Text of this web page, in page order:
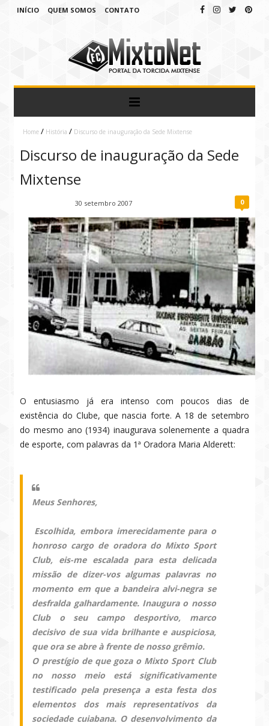
INÍCIO QUEM SOMOS CONTATO
Home / História / Discurso de inauguração da Sede Mixtense
Discurso de inauguração da Sede
Mixtense
30 setembro 2007 0
O entusiasmo já era intenso com poucos dias de
existência do Clube, que nascia forte. A 18 de setembro
do mesmo ano (1934) inaugurava solenemente a quadra
de esporte, com palavras da 1ª Oradora Maria Alderett:
Meus Senhores,
Escolhida, embora imerecidamente para o
honroso cargo de oradora do Mixto Sport
Club, eis-me escalada para esta delicada
missão de dizer-vos algumas palavras no
momento em que a bandeira alvi-negra se
desfralda galhardamente. Inaugura o nosso
Club o seu campo desportivo, marco
decisivo de sua vida brilhante e auspiciosa,
que ora se abre à frente de nosso grêmio.
O prestígio de que goza o Mixto Sport Club
no nosso meio está significativamente
testificado pela presença a esta festa dos
elementos dos mais representativos da
sociedade cuiabana. O desenvolvimento da